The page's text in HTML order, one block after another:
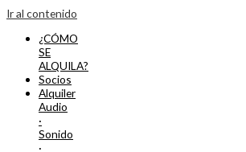
Ir al contenido
¿CÓMO
SE
ALQUILA?
Socios
Alquiler
Audio
·
Sonido
·